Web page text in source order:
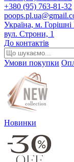
+380 (95) 763-81-32
Україна, м. Горішні
вул. Строни, 1
До контактів
Умови покупки
Новинки